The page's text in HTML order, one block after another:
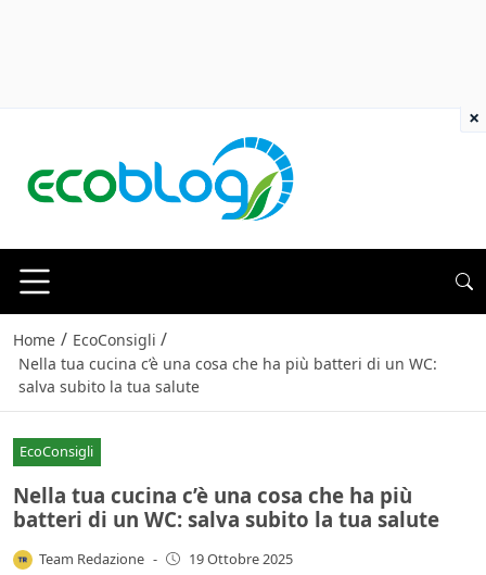
Home / EcoConsigli /
Nella tua cucina c’è una cosa che ha più batteri di un WC:
salva subito la tua salute
EcoConsigli
Nella tua cucina c’è una cosa che ha più
batteri di un WC: salva subito la tua salute
Team Redazione - 19 Ottobre 2025
×